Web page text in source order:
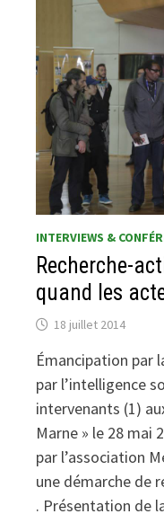
INTERVIEWS &
Recherche-
quand les
18 juillet 2014
Émancipation par
par l’intelligence
intervenants (1)
Marne » le 28 mai
par l’association
une démarche de
. Présentation de